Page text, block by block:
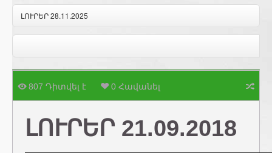
ԼՈՒՐԵՐ 28.11.2025
807 Դիտվել է 0 Հավանել
ԼՈՒՐԵՐ 21.09.2018